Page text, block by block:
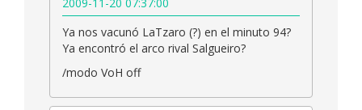
Ya nos vacunó LaTzaro (?) en el minuto 94?
Ya encontró el arco rival Salgueiro?
/modo VoH off